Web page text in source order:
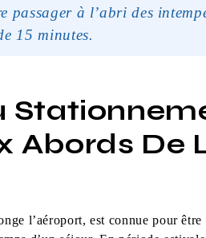
passager à l’abri des
15 minutes.
Abords De
l’aéroport, est connue pour